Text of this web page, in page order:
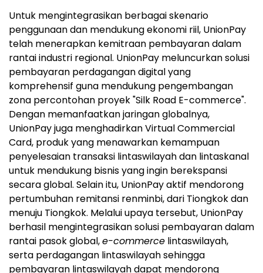
Untuk mengintegrasikan berbagai skenario
penggunaan dan mendukung ekonomi riil, UnionPay
telah menerapkan kemitraan pembayaran dalam
rantai industri regional. UnionPay meluncurkan solusi
pembayaran perdagangan digital yang
komprehensif guna mendukung pengembangan
zona percontohan proyek "Silk Road E-commerce".
Dengan memanfaatkan jaringan globalnya,
UnionPay juga menghadirkan Virtual Commercial
Card, produk yang menawarkan kemampuan
penyelesaian transaksi lintaswilayah dan lintaskanal
untuk mendukung bisnis yang ingin berekspansi
secara global. Selain itu, UnionPay aktif mendorong
pertumbuhan remitansi renminbi, dari Tiongkok dan
menuju Tiongkok. Melalui upaya tersebut, UnionPay
berhasil mengintegrasikan solusi pembayaran dalam
rantai pasok global,e-commerce lintaswilayah,
serta perdagangan lintaswilayah sehingga
pembayaran lintaswilayah dapat mendorong